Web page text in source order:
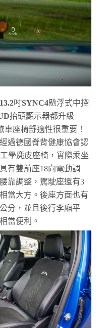
13.2吋SYNC4懸浮式中控
抬頭顯示器都升級
車座椅舒適性很重要！
過德國脊背健康協會認
學麂皮座椅，實際乘坐
有雙前座18向電動調
靠調整，駕駛座還有3
當大方。後座方面也有
分，並且後行李廂平
當便利。